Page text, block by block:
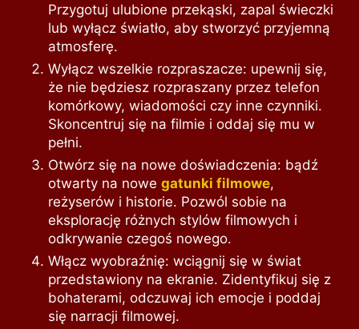
Przygotuj ulubione przekąski, zapal świeczki
lub wyłącz światło, aby stworzyć przyjemną
atmosferę.
Wyłącz wszelkie rozpraszacze: upewnij się,
że nie będziesz rozpraszany przez telefon
komórkowy, wiadomości czy inne czynniki.
Skoncentruj się na filmie i oddaj się mu w
pełni.
Otwórz się na nowe doświadczenia: bądź
otwarty na nowe gatunki filmowe,
reżyserów i historie. Pozwól sobie na
eksplorację różnych stylów filmowych i
odkrywanie czegoś nowego.
Włącz wyobraźnię: wciągnij się w świat
przedstawiony na ekranie. Zidentyfikuj się z
bohaterami, odczuwaj ich emocje i poddaj
się narracji filmowej.